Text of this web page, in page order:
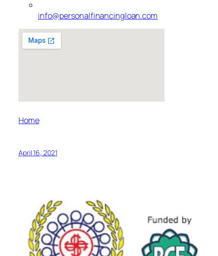
info@personalfinancingloan.com
Home
April 16, 2021